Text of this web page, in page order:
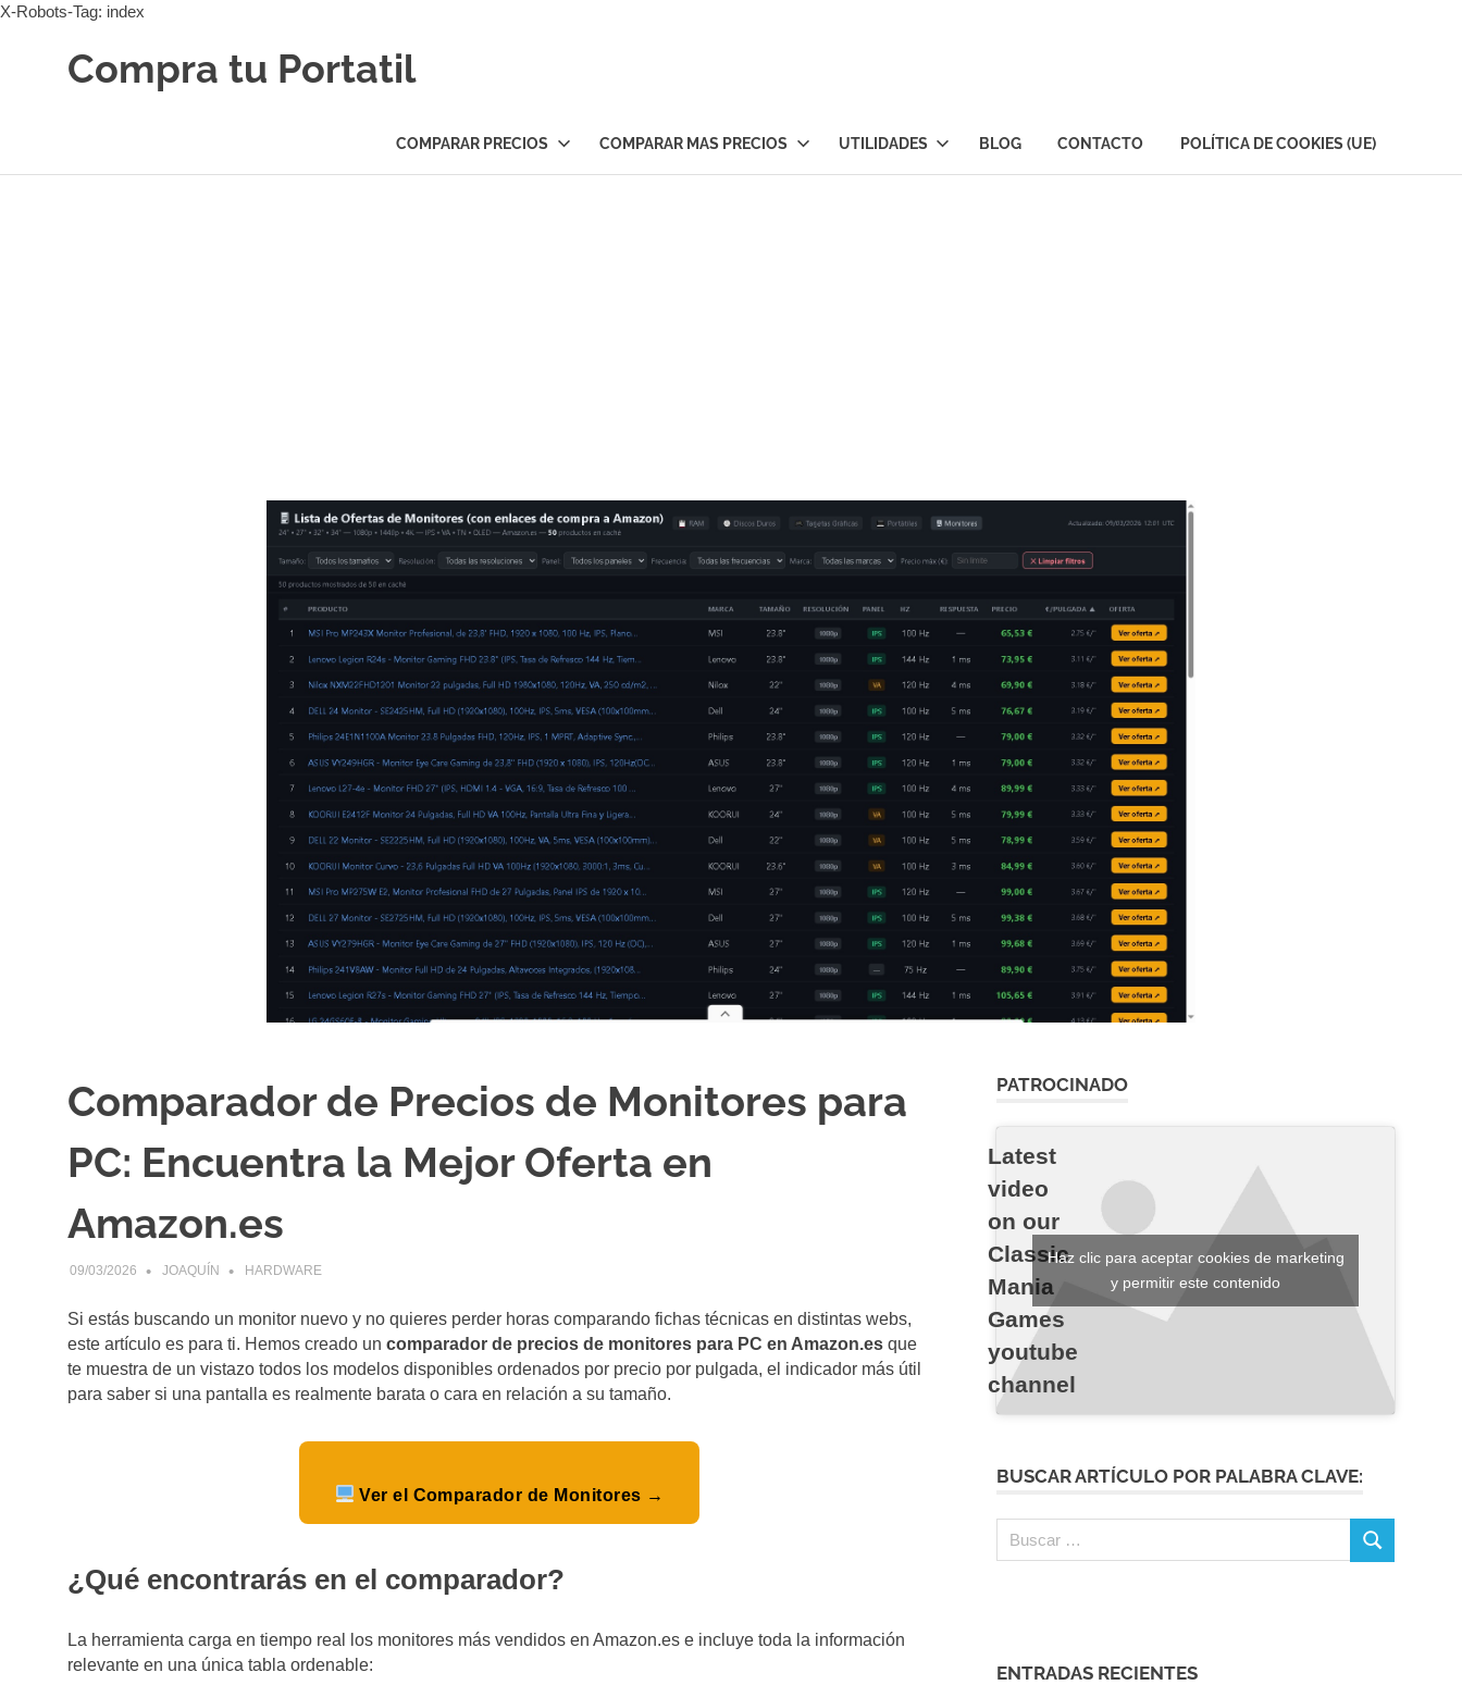
X-Robots-Tag: index
Compra tu Portatil
COMPARAR PRECIOS COMPARAR MAS PRECIOS UTILIDADES BLOG CONTACTO POLÍTICA DE COOKIES (UE)
Comparador de Precios de Monitores para
PC: Encuentra la Mejor Oferta en
Amazon.es
09/03/2026 JOAQUÍN HARDWARE
Si estás buscando un monitor nuevo y no quieres perder horas comparando fichas técnicas en distintas webs,
este artículo es para ti. Hemos creado un comparador de precios de monitores para PC en Amazon.es que
te muestra de un vistazo todos los modelos disponibles ordenados por precio por pulgada, el indicador más útil
para saber si una pantalla es realmente barata o cara en relación a su tamaño.
Ver el Comparador de Monitores →
¿Qué encontrarás en el comparador?
La herramienta carga en tiempo real los monitores más vendidos en Amazon.es e incluye toda la información
relevante en una única tabla ordenable:
PATROCINADO
Latest
video
on our
Classic
Mania
Games
youtube
channel
Haz clic para aceptar cookies de marketing
y permitir este contenido
BUSCAR ARTÍCULO POR PALABRA CLAVE:
Buscar
ENTRADAS RECIENTES